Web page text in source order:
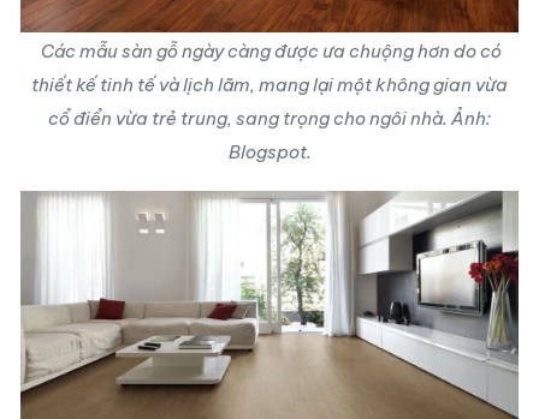
Các mẫu sàn gỗ ngày càng được ưa chuộng hơn do có
thiết kế tinh tế và lịch lãm, mang lại một không gian vừa
cổ điển vừa trẻ trung, sang trọng cho ngôi nhà. Ảnh:
Blogspot.